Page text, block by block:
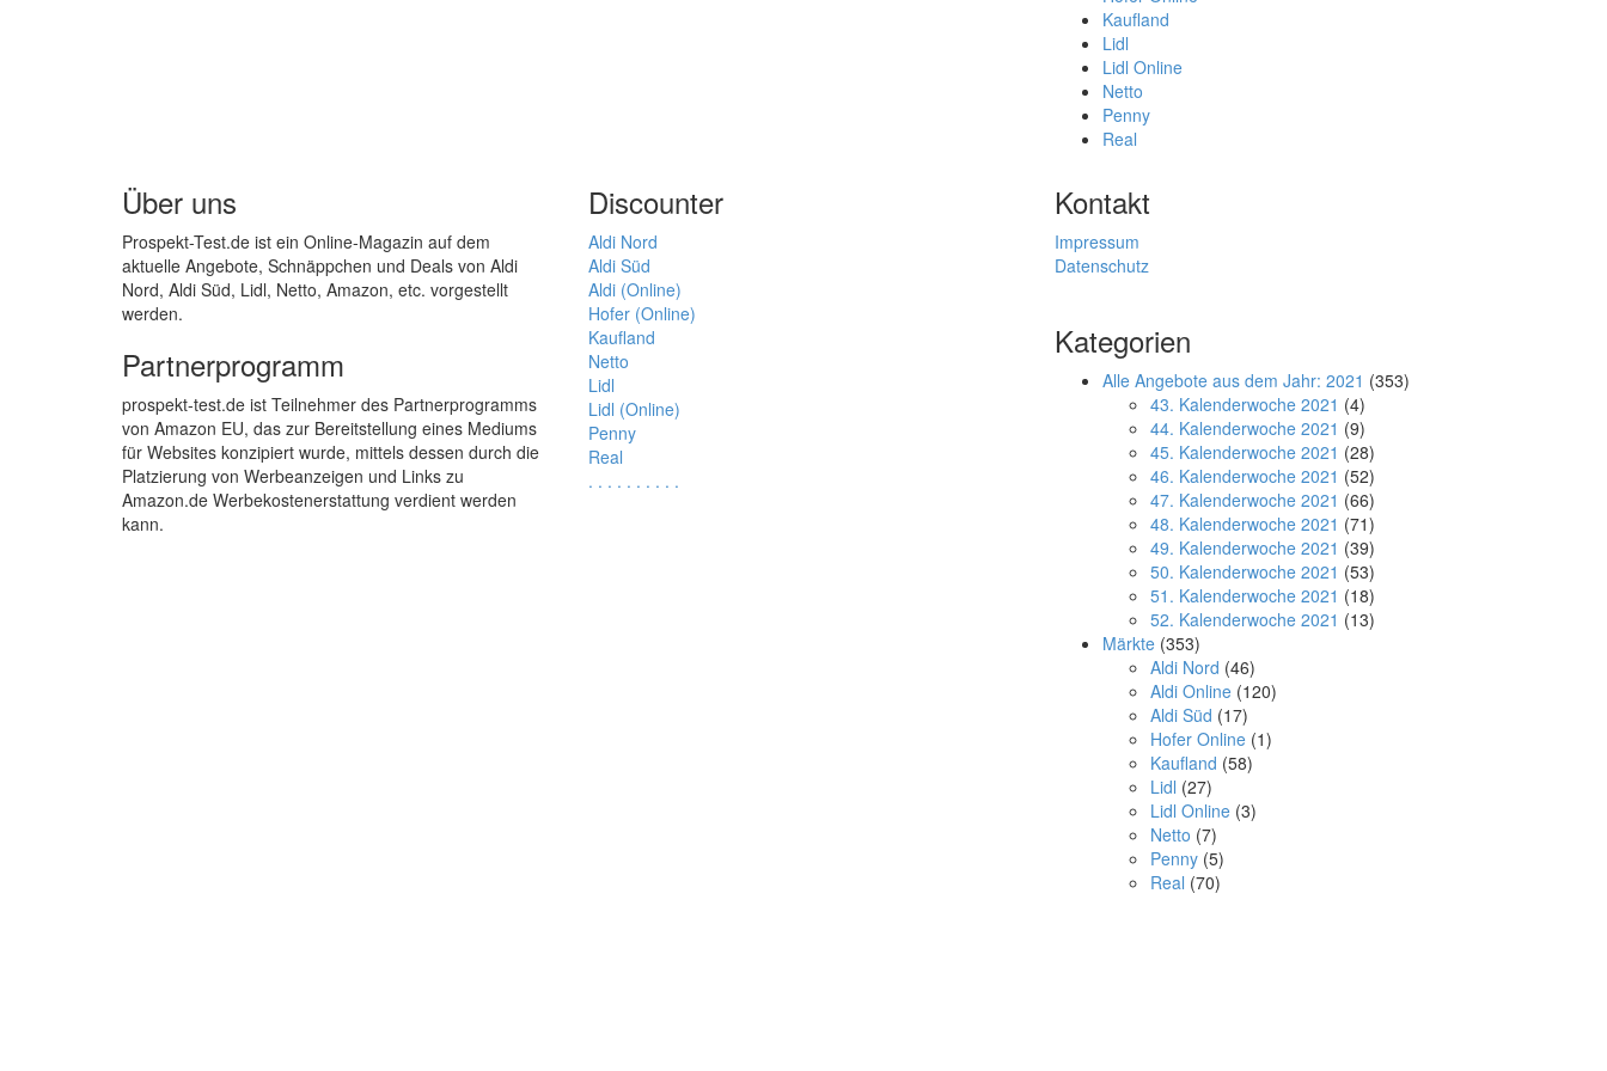
Kaufland
Lidl
Lidl Online
Netto
Penny
Real
Über uns
Prospekt-Test.de ist ein Online-Magazin auf dem
aktuelle Angebote, Schnäppchen und Deals von Aldi
Nord, Aldi Süd, Lidl, Netto, Amazon, etc. vorgestellt
werden.
Partnerprogramm
prospekt-test.de ist Teilnehmer des Partnerprogramms
von Amazon EU, das zur Bereitstellung eines Mediums
für Websites konzipiert wurde, mittels dessen durch die
Platzierung von Werbeanzeigen und Links zu
Amazon.de Werbekostenerstattung verdient werden
kann.
Discounter
Aldi Nord
Aldi Süd
Aldi (Online)
Hofer (Online)
Kaufland
Netto
Lidl
Lidl (Online)
Penny
Real
. . . . . . . . . .
Kontakt
Impressum
Datenschutz
Kategorien
Alle Angebote aus dem Jahr: 2021 (353)
43. Kalenderwoche 2021 (4)
44. Kalenderwoche 2021 (9)
45. Kalenderwoche 2021 (28)
46. Kalenderwoche 2021 (52)
47. Kalenderwoche 2021 (66)
48. Kalenderwoche 2021 (71)
49. Kalenderwoche 2021 (39)
50. Kalenderwoche 2021 (53)
51. Kalenderwoche 2021 (18)
52. Kalenderwoche 2021 (13)
Märkte (353)
Aldi Nord (46)
Aldi Online (120)
Aldi Süd (17)
Hofer Online (1)
Kaufland (58)
Lidl (27)
Lidl Online (3)
Netto (7)
Penny (5)
Real (70)